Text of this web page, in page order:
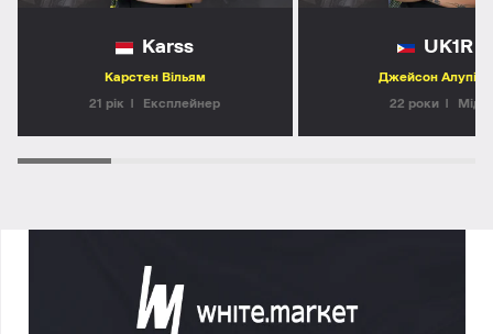
Karss
Карстен Вільям
21 рiк
Експлейнер
UK1R
Джейсон Алупіта
22 роки
Мід